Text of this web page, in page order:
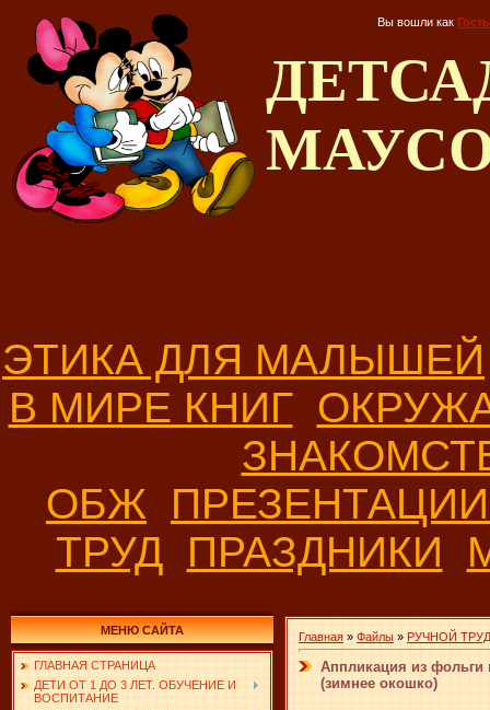
Вы вошли как Гость
ЭТИКА ДЛЯ МАЛЫШЕЙ
В МИРЕ КНИГ
ОБЖ
ТРУД ПРАЗДНИКИ
МЕНЮ САЙТА
ГЛАВНАЯ СТРАНИЦА
ДЕТИ ОТ 1 ДО 3 ЛЕТ. ОБУЧЕНИЕ И
ВОСПИТАНИЕ
Главная » Файлы » РУЧНОЙ ТРУД
Аппликация из фольги
(зимнее окошко)